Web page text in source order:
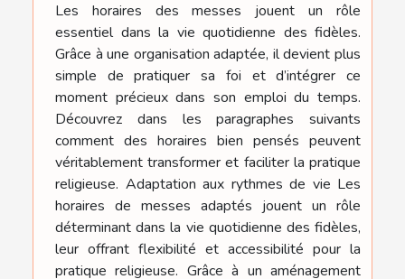
Les horaires des messes jouent un rôle
essentiel dans la vie quotidienne des fidèles.
Grâce à une organisation adaptée, il devient plus
simple de pratiquer sa foi et d’intégrer ce
moment précieux dans son emploi du temps.
Découvrez dans les paragraphes suivants
comment des horaires bien pensés peuvent
véritablement transformer et faciliter la pratique
religieuse. Adaptation aux rythmes de vie Les
horaires de messes adaptés jouent un rôle
déterminant dans la vie quotidienne des fidèles,
leur offrant flexibilité et accessibilité pour la
pratique religieuse. Grâce à un aménagement